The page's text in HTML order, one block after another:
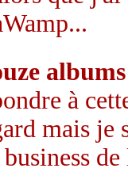
à
mais je